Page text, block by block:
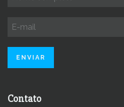
Contato